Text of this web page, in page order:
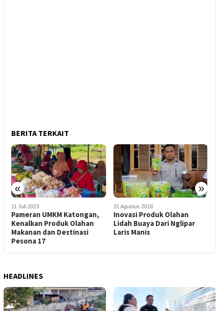
BERITA TERKAIT
« »
11 Juli 2023
Pameran UMKM Katongan,
Kenalkan Produk Olahan
Makanan dan Destinasi
Pesona 17
31 Agustus 2018
Inovasi Produk Olahan
Lidah Buaya Dari Nglipar
Laris Manis
HEADLINES